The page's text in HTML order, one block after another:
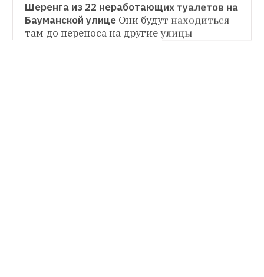
НОВОСТИ
Шеренга из 22 неработающих туалетов на
Бауманской улице Они будут находиться
там до переноса на другие улицы